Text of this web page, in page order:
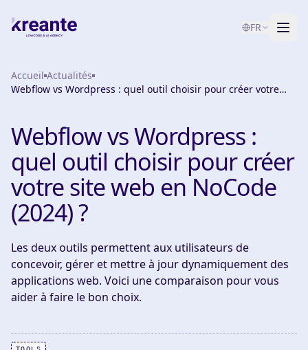
FR
Services
À propos
Test de maturité IA
Accueil Actualités
Webflow vs Wordpress : quel outil choisir pour créer votre
Webflow vs Wordpress :
quel outil choisir pour créer
votre site web en NoCode
(2024) ?
Les deux outils permettent aux utilisateurs de
concevoir, gérer et mettre à jour dynamiquement des
applications web. Voici une comparaison pour vous
aider à faire le bon choix.